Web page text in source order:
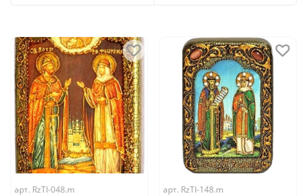
арт. RzTI-048.m арт. RzTI-148.m